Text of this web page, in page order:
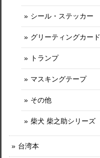
シール・ステッカー
グリーティングカード
トランプ
マスキングテープ
その他
柴犬 柴之助シリーズ
台湾本